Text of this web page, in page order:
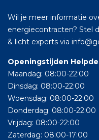
Wil je meer informatie
energiecontracten? Stel
& licht experts via
Openingstijden
Maandag: 08:00-22:00
Dinsdag: 08:00-22:00
Woensdag: 08:00-22:00
Donderdag: 08:00-22:00
Vrijdag: 08:00-22:00
Zaterdag: 08:00-17:00